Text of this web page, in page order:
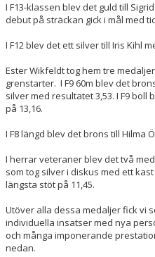
I F13-klassen blev det guld till
debut på sträckan gick i mål med
I F12 blev det ett silver till Iris Kihl
Ester Wikfeldt tog hem tre
grenstarter. I F9 60m blev det
silver med resultatet 3,53. I F9
på 13,16.
I F8 längd blev det brons till Hilma
I herrar veteraner blev det två
som tog silver i diskus med ett
längsta stöt på 11,45.
Utöver alla dessa medaljer fick vi
individuella insatser med nya
och många imponerande
nedan.